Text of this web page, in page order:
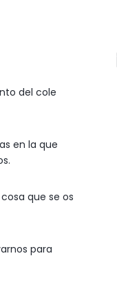
del cole
en la que
que se os
para